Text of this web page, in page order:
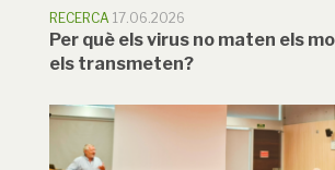
RECERCA 17.06.2026
Per què els virus no maten els
els transmeten?